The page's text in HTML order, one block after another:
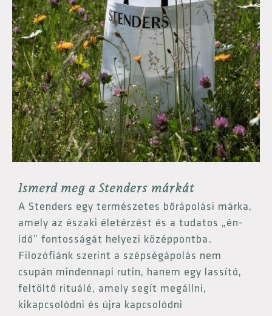
Ismerd meg a Stenders márkát
A Stenders egy természetes bőrápolási márka,
amely az északi életérzést és a tudatos „én-
idő” fontosságát helyezi középpontba.
Filozófiánk szerint a szépségápolás nem
csupán mindennapi rutin, hanem egy lassító,
feltöltő rituálé, amely segít megállni,
kikapcsolódni és újra kapcsolódni